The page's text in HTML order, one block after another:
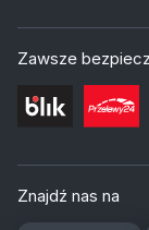
Zawsze
Znajdź nas na